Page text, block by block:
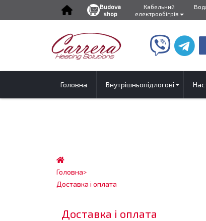
Budova
shop
Кабельний
електрообігрів
Головна Внутрішньопідлогові
Головна>
Доставка і оплата
Доставка і оплата